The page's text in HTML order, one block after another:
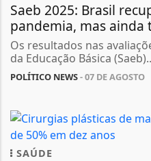
Saeb 2025: Brasil
pandemia, mas ainda
Os resultados nas
da Educação Básica
POLÍTICO NEWS- 07 DE AGOSTO
SAÚDE